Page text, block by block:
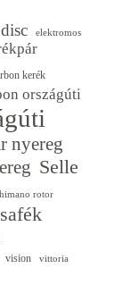
disc
elektromos
kerék
országúti
nyereg
Selle
rotor
vision
vittoria